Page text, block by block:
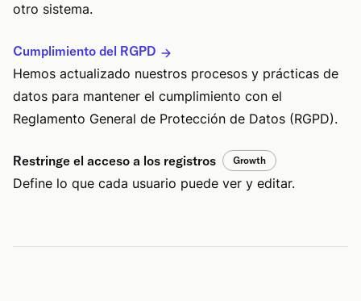
otro sistema.
Cumplimiento del RGPD
Hemos actualizado nuestros procesos y prácticas de
datos para mantener el cumplimiento con el
Reglamento General de Protección de Datos (RGPD).
Restringe el acceso a los registros Growth
Define lo que cada usuario puede ver y editar.